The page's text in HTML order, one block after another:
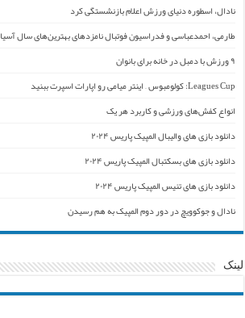
نادال، اسطوره دنیای ورزش اعلام بازنشستگی کرد
طارمی، احمدعباسی و فدراسیون فوتبال نامزدهای بهترین‌های سال آسیا
۹ ورزش با دمبل در خانه برای بانوان
Leagues Cup: کولومبوس – اینتر میامی رو اپارات اسپرت ببنید
انواع کفش‌های ورزشی و کاربرد هر یک
دانلود بازی های والیبال المپیک پاریس ۲۰۲۴
دانلود بازی های بسکتبال المپیک پاریس ۲۰۲۴
دانلود بازی های تنیس المپیک پاریس ۲۰۲۴
نادال و جوکوویچ در دور دوم المپیک به هم رسیدن
لینک